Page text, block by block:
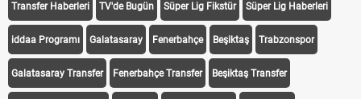
Transfer Haberleri TV'de Bugün Süper Lig Fikstür Süper Lig Haberleri
iddaa Programı Galatasaray Fenerbahçe Beşiktaş Trabzonspor
Galatasaray Transfer Fenerbahçe Transfer Beşiktaş Transfer